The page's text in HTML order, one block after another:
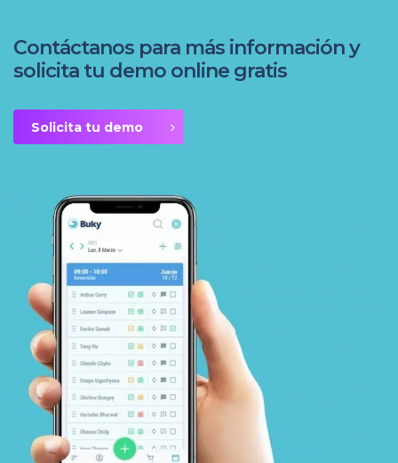
Contáctanos para más información y
solicita tu demo online gratis
Solicita tu demo